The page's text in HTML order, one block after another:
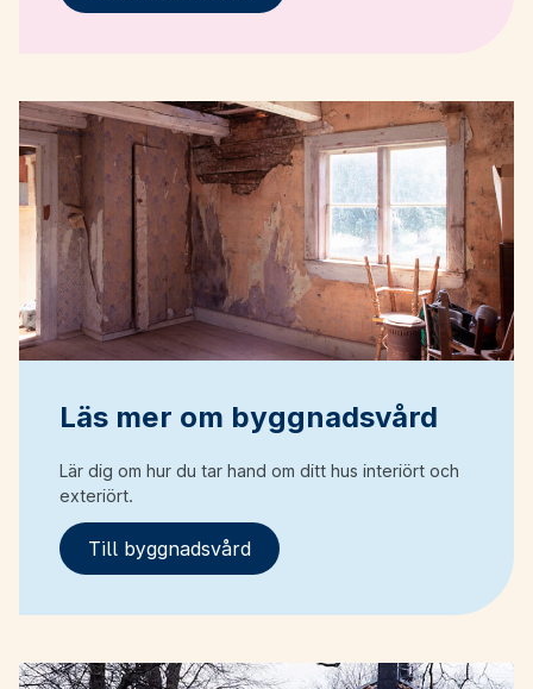
Läs mer om byggnadsvård
Lär dig om hur du tar hand om ditt hus interiört och
exteriört.
Till byggnadsvård